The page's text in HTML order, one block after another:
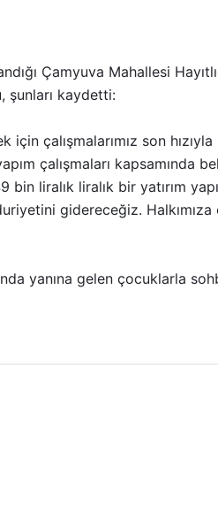
Çamyuva Mahallesi
şunları kaydetti:
çalışmalarımız son
çalışmaları kapsamında
liralık liralık bir yatırım
gidereceğiz.
yanına gelen çocuklarla